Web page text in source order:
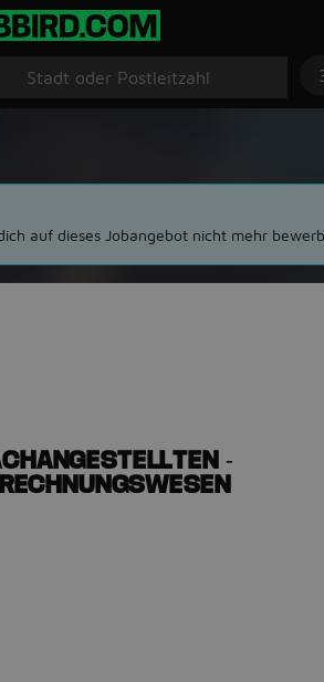
auf dieses Jobangebot nicht mehr
-